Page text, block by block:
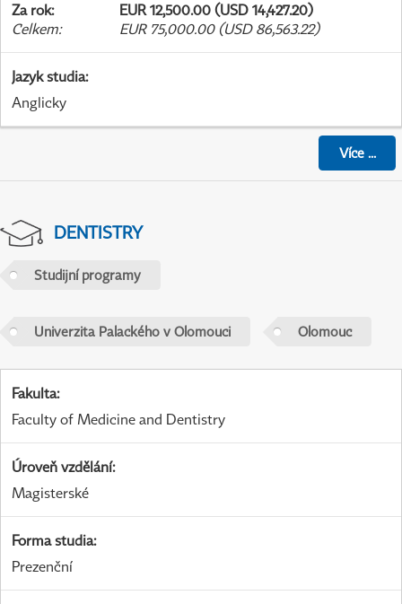
Za rok:
EUR 12,500.00 (USD 14,427.20)
Celkem: EUR 75,000.00 (USD 86,563.22)
Jazyk studia:
Anglicky
Více...
DENTISTRY
Studijní programy
Univerzita Palackého v Olomouci Olomouc
Fakulta:
Faculty of Medicine and Dentistry
Úroveň vzdělání:
Magisterské
Forma studia:
Prezenční